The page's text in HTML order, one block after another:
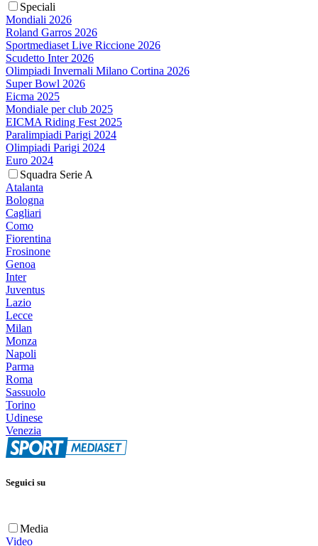
Speciali
Mondiali 2026
Roland Garros 2026
Sportmediaset Live Riccione 2026
Scudetto Inter 2026
Olimpiadi Invernali Milano Cortina 2026
Super Bowl 2026
Eicma 2025
Mondiale per club 2025
EICMA Riding Fest 2025
Paralimpiadi Parigi 2024
Olimpiadi Parigi 2024
Euro 2024
Squadra Serie A
Atalanta
Bologna
Cagliari
Como
Fiorentina
Frosinone
Genoa
Inter
Juventus
Lazio
Lecce
Milan
Monza
Napoli
Parma
Roma
Sassuolo
Torino
Udinese
Venezia
Seguici su
Media
Video